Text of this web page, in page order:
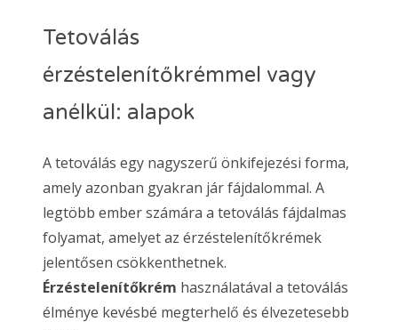
Tetoválás
érzéstelenítőkrémmel vagy
anélkül: alapok
A tetoválás egy nagyszerű önkifejezési forma,
amely azonban gyakran jár fájdalommal. A
legtöbb ember számára a tetoválás fájdalmas
folyamat, amelyet az érzéstelenítőkrémek
jelentősen csökkenthetnek.
Érzéstelenítőkrém használatával a tetoválás
élménye kevésbé megterhelő és élvezetesebb